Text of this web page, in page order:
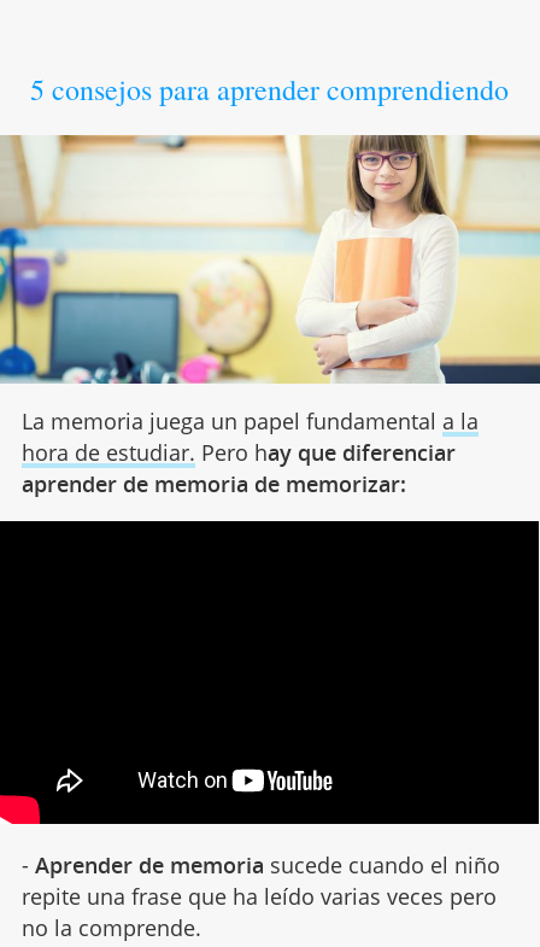
5 consejos para aprender comprendiendo
La memoria juega un papel fundamental a la
hora de estudiar. Pero hay que diferenciar
aprender de memoria de memorizar:
- Aprender de memoria sucede cuando el niño
repite una frase que ha leído varias veces pero
no la comprende.